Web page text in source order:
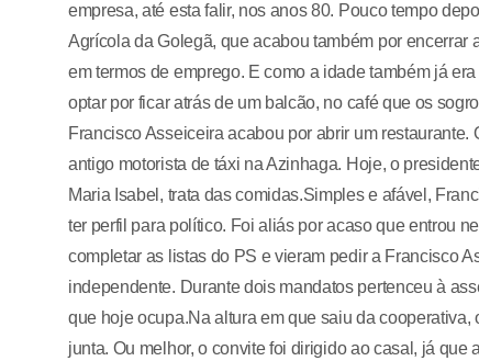
empresa, até esta falir, nos anos 80. Pouco tempo
Agrícola da Golegã, que acabou também por encerrar
em termos de emprego. E como a idade também já
optar por ficar atrás de um balcão, no café que os
Francisco Asseiceira acabou por abrir um restaurante.
antigo motorista de táxi na Azinhaga. Hoje, o
Maria Isabel, trata das comidas.Simples e afável,
ter perfil para político. Foi aliás por acaso que entrou
completar as listas do PS e vieram pedir a Francisco
independente. Durante dois mandatos pertenceu à
que hoje ocupa.Na altura em que saiu da
junta. Ou melhor, o convite foi dirigido ao casal, já